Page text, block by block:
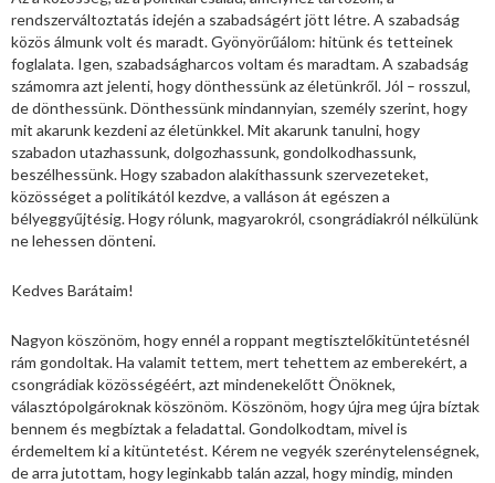
rendszerváltoztatás idején a szabadságért jött létre. A szabadság
közös álmunk volt és maradt. Gyönyörűálom: hitünk és tetteinek
foglalata. Igen, szabadságharcos voltam és maradtam. A szabadság
számomra azt jelenti, hogy dönthessünk az életünkről. Jól – rosszul,
de dönthessünk. Dönthessünk mindannyian, személy szerint, hogy
mit akarunk kezdeni az életünkkel. Mit akarunk tanulni, hogy
szabadon utazhassunk, dolgozhassunk, gondolkodhassunk,
beszélhessünk. Hogy szabadon alakíthassunk szervezeteket,
közösséget a politikától kezdve, a valláson át egészen a
bélyeggyűjtésig. Hogy rólunk, magyarokról, csongrádiakról nélkülünk
ne lehessen dönteni.
Kedves Barátaim!
Nagyon köszönöm, hogy ennél a roppant megtisztelőkitüntetésnél
rám gondoltak. Ha valamit tettem, mert tehettem az emberekért, a
csongrádiak közösségéért, azt mindenekelőtt Önöknek,
választópolgároknak köszönöm. Köszönöm, hogy újra meg újra bíztak
bennem és megbíztak a feladattal. Gondolkodtam, mivel is
érdemeltem ki a kitüntetést. Kérem ne vegyék szerénytelenségnek,
de arra jutottam, hogy leginkabb talán azzal, hogy mindig, minden